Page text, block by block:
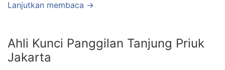
Lanjutkan membaca →
Ahli Kunci Panggilan Tanjung Priuk
Jakarta